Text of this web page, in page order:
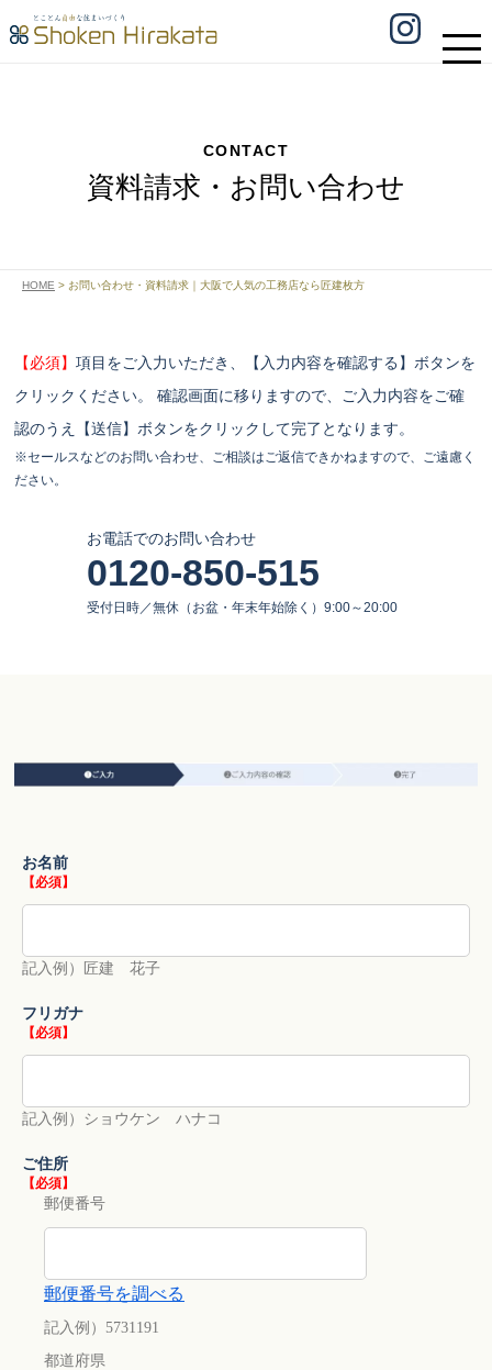
CONTACT
資料請求・お問い合わせ
HOME > お問い合わせ・資料請求｜大阪で人気の工務店なら匠建枚方
【必須】項目をご入力いただき、【入力内容を確認する】ボタンを
クリックください。
確認画面に移りますので、ご入力内容をご確
認のうえ【送信】ボタンをクリックして完了となります。
※セールスなどのお問い合わせ、ご相談はご返信できかねますので、ご遠慮く
ださい。
お電話でのお問い合わせ
0120-850-515
受付日時／無休（お盆・年末年始除く）9:00～20:00
お名前
【必須】
記入例）匠建 花子
フリガナ
【必須】
記入例）ショウケン ハナコ
ご住所
【必須】
郵便番号
郵便番号を調べる
記入例）5731191
都道府県